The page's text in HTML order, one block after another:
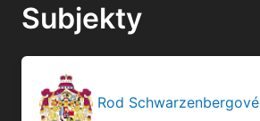
Subjekty
Rod Schwarzenbergové